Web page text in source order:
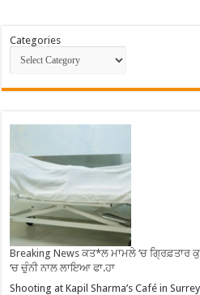
Categories
Breaking News ਕਤ*ਲ ਮਾਮਲੇ ‘ਚ ਗ੍ਰਿਫ਼ਤਾਰ
‘ਚ ਚੁੰਨੀ ਨਾਲ ਲਾਇਆ ਫਾ.ਹਾ
Shooting at Kapil Sharma’s Café in